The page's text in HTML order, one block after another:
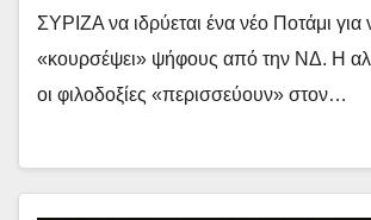
ΣΥΡΙΖΑ να ιδρύεται ένα νέο Ποτάμι για
«κουρσέψει» ψήφους από την ΝΔ. Η
οι φιλοδοξίες «περισσεύουν» στον…